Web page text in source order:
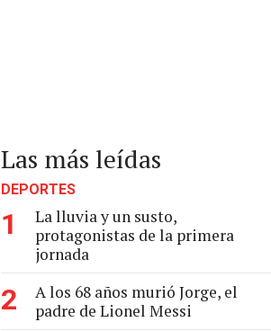
Las más leídas
DEPORTES
1
La lluvia y un susto,
protagonistas de la primera
jornada
2
A los 68 años murió Jorge, el
padre de Lionel Messi